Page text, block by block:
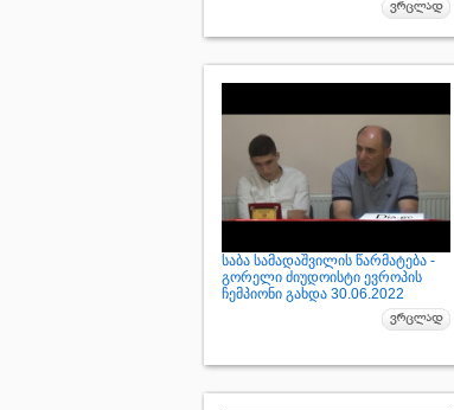
საბა სამადაშვილის წარმატება -
გორელი ძიუდოისტი ევროპის
ჩემპიონი გახდა 30.06.2022